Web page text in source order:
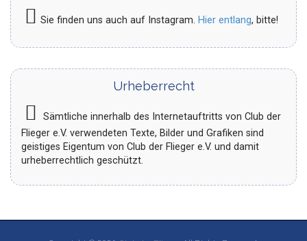
Sie finden uns auch auf Instagram. Hier entlang, bitte!
Urheberrecht
Sämtliche innerhalb des Internetauftritts von Club der
Flieger e.V. verwendeten Texte, Bilder und Grafiken sind
geistiges Eigentum von Club der Flieger e.V. und damit
urheberrechtlich geschützt.